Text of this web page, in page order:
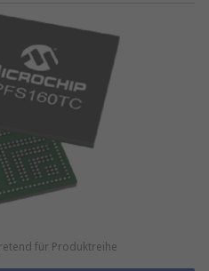
für Produktreihe